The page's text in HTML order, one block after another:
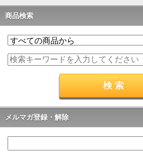
商品検索
メルマガ登録・解除